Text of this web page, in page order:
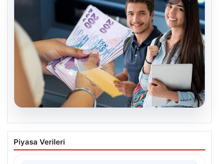
Bartın Üniversitesi’nden Öğrencilere
Büyük Burs Fırsatı: Her Ay 25 Bin TL
Piyasa Verileri